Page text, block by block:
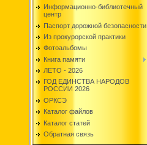
Информационно-библиотечный
центр
Паспорт дорожной безопасности
Из прокурорской практики
Фотоальбомы
Книга памяти
ЛЕТО - 2026
ГОД ЕДИНСТВА НАРОДОВ
РОССИИ 2026
ОРКСЭ
Каталог файлов
Каталог статей
Обратная связь